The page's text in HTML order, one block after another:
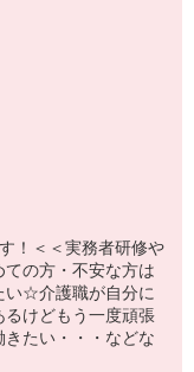
！＜＜実務者研修や
の方・不安な方は
い☆介護職が自分に
けどもう一度頑張
たい・・・などな